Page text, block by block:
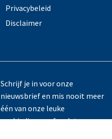
Privacybeleid
Disclaimer
Schrijf je in voor onze
nieuwsbrief en mis nooit meer
één van onze leuke
aanbiedingen of updates.